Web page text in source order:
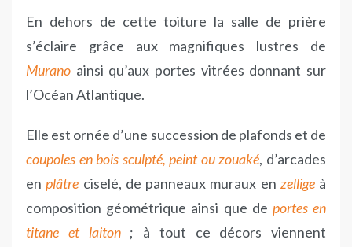
En dehors de cette toiture la salle de prière
s’éclaire grâce aux magnifiques lustres de
Murano ainsi qu’aux portes vitrées donnant sur
l’Océan Atlantique.
Elle est ornée d’une succession de plafonds et de
coupoles en bois sculpté, peint ou zouaké, d’arcades
enplâtre ciselé, de panneaux muraux en zelligeà
composition géométrique ainsi que de portes en
titane et laiton ; à tout ce décors viennent